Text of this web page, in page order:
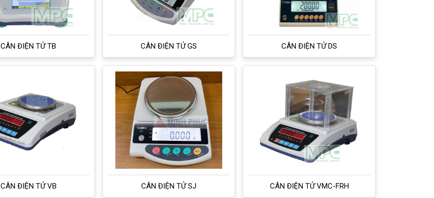
CÂN ĐIỆN TỬ TB CÂN ĐIỆN TỬ GS CÂN ĐIỆN TỬ DS
CÂN ĐIỆN TỬ VB CÂN ĐIỆN TỬ SJ CÂN ĐIỆN TỬ VMC-FRH